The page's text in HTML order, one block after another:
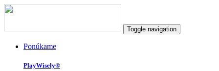
Toggle navigation
Ponúkame
PlayWisely®